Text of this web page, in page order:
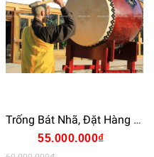
Trống Bát Nhã, Đặt Hàng Theo Yêu Cầu, Khắc Tên Chùa, Vẽ Hoa Văn
55.000.000₫